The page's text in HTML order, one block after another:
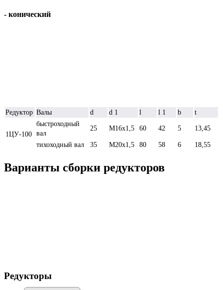
- конический
Редуктор Валы d d 1 l l 1 b t
1ЦУ-100
быстроходный
вал
25 М16х1,5 60 42 5 13,45
тихоходный вал 35 М20х1,5 80 58 6 18,55
Варианты сборки редукторов
Редукторы